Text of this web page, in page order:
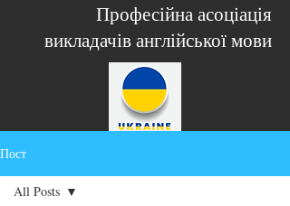
Професійна асоціація
викладачів англійської мови
Пост
All Posts